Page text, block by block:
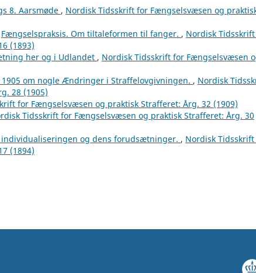
8. Aarsmøde , Nordisk Tidsskrift for Fængselsvæsen og
Fængselspraksis. Om tiltaleformen til fanger. , Nordisk
(1893)
her og i Udlandet , Nordisk Tidsskrift for Fængselsvæsen
om nogle Ændringer i Straffelovgivningen. , Nordisk
28 (1905)
for Fængselsvæsen og praktisk Strafferet: Årg. 32 (1909)
Tidsskrift for Fængselsvæsen og praktisk Strafferet: Årg. 30
og dens forudsætninger. , Nordisk
(1894)